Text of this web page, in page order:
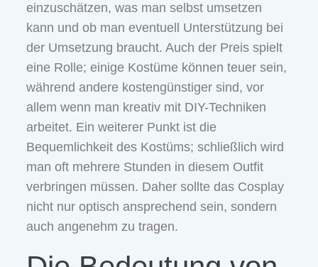
einzuschätzen, was man selbst umsetzen
kann und ob man eventuell Unterstützung bei
der Umsetzung braucht. Auch der Preis spielt
eine Rolle; einige Kostüme können teuer sein,
während andere kostengünstiger sind, vor
allem wenn man kreativ mit DIY-Techniken
arbeitet. Ein weiterer Punkt ist die
Bequemlichkeit des Kostüms; schließlich wird
man oft mehrere Stunden in diesem Outfit
verbringen müssen. Daher sollte das Cosplay
nicht nur optisch ansprechend sein, sondern
auch angenehm zu tragen.